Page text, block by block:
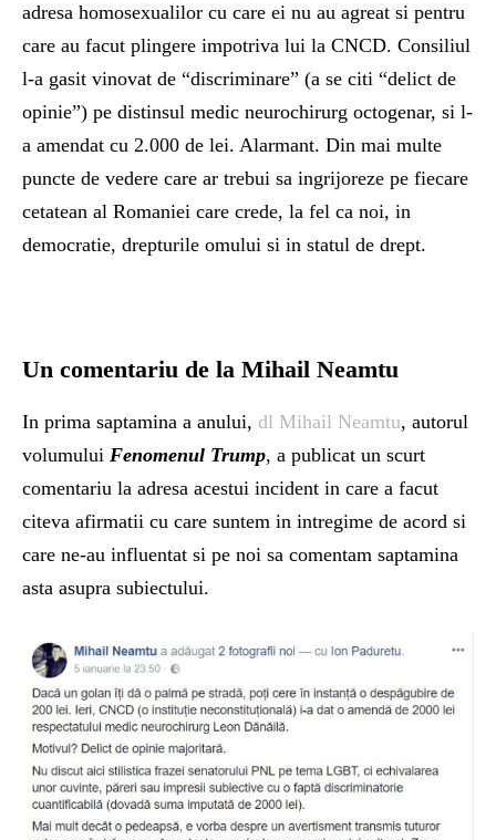
adresa homosexualilor cu care ei nu au agreat si pentru
care au facut plingere impotriva lui la CNCD. Consiliul
l-a gasit vinovat de “discriminare” (a se citi “delict de
opinie”) pe distinsul medic neurochirurg octogenar, si l-
a amendat cu 2.000 de lei. Alarmant. Din mai multe
puncte de vedere care ar trebui sa ingrijoreze pe fiecare
cetatean al Romaniei care crede, la fel ca noi, in
democratie, drepturile omului si in statul de drept.
Un comentariu de la Mihail Neamtu
In prima saptamina a anului, dl Mihail Neamtu, autorul
volumului Fenomenul Trump, a publicat un scurt
comentariu la adresa acestui incident in care a facut
citeva afirmatii cu care suntem in intregime de acord si
care ne-au influentat si pe noi sa comentam saptamina
asta asupra subiectului.